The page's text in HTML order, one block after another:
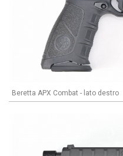
Beretta APX Combat - lato destro